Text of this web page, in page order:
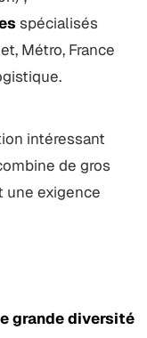
spécialisés
Métro, France
intéressant
de gros
une exigence
grande diversité